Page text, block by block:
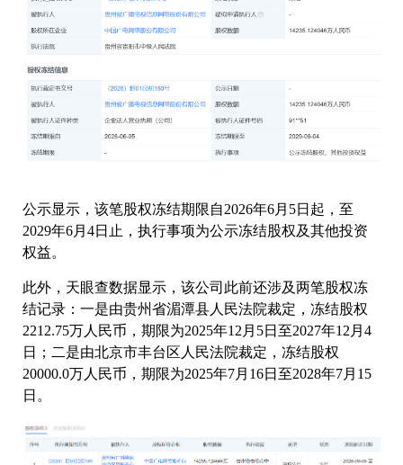
公示显示，该笔股权冻结期限自2026年6月5日起，至
2029年6月4日止，执行事项为公示冻结股权及其他投资
权益。
此外，天眼查数据显示，该公司此前还涉及两笔股权冻
结记录：一是由贵州省湄潭县人民法院裁定，冻结股权
2212.75万人民币，期限为2025年12月5日至2027年12月4
日；二是由北京市丰台区人民法院裁定，冻结股权
20000.0万人民币，期限为2025年7月16日至2028年7月15
日。